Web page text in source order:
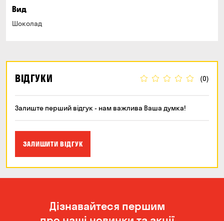
Вид
Шоколад
ВІДГУКИ (0)
Залиште перший відгук - нам важлива Ваша думка!
ЗАЛИШИТИ ВІДГУК
Дізнавайтеся першим